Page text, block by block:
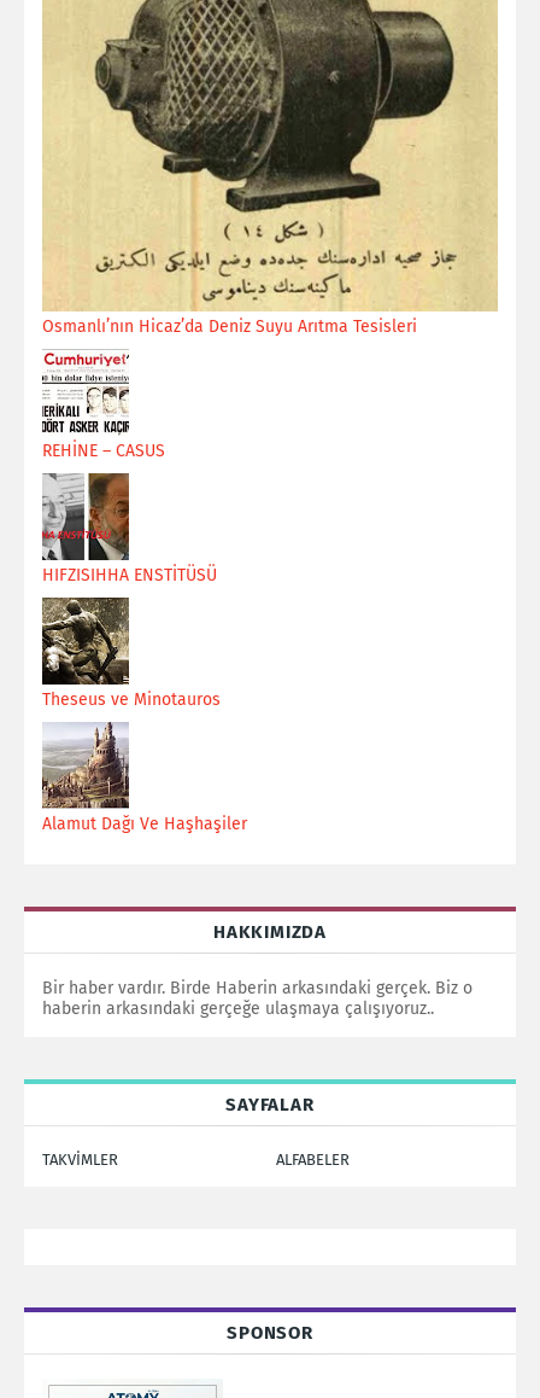
Osmanlı’nın Hicaz’da Deniz Suyu Arıtma Tesisleri
REHİNE – CASUS
HIFZISIHHA ENSTİTÜSÜ
Theseus ve Minotauros
Alamut Dağı Ve Haşhaşiler
HAKKIMIZDA
Bir haber vardır. Birde Haberin arkasındaki gerçek. Biz o
haberin arkasındaki gerçeğe ulaşmaya çalışıyoruz..
SAYFALAR
TAKVİMLER ALFABELER
SPONSOR